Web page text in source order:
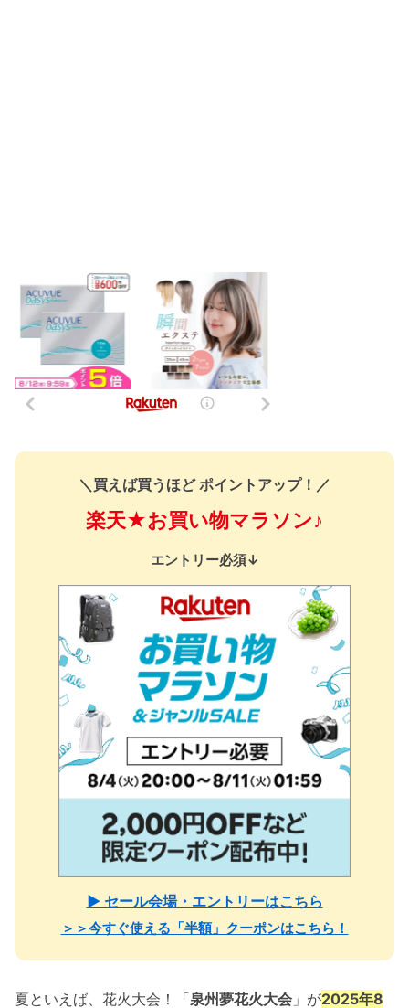
＼買えば買うほど ポイントアップ！／
楽天★お買い物マラソン♪
エントリー必須↓
▶ セール会場・エントリーはこちら
＞＞今すぐ使える「半額」クーポンはこちら！
夏といえば、花火大会！「泉州夢花火大会 」が2025年8